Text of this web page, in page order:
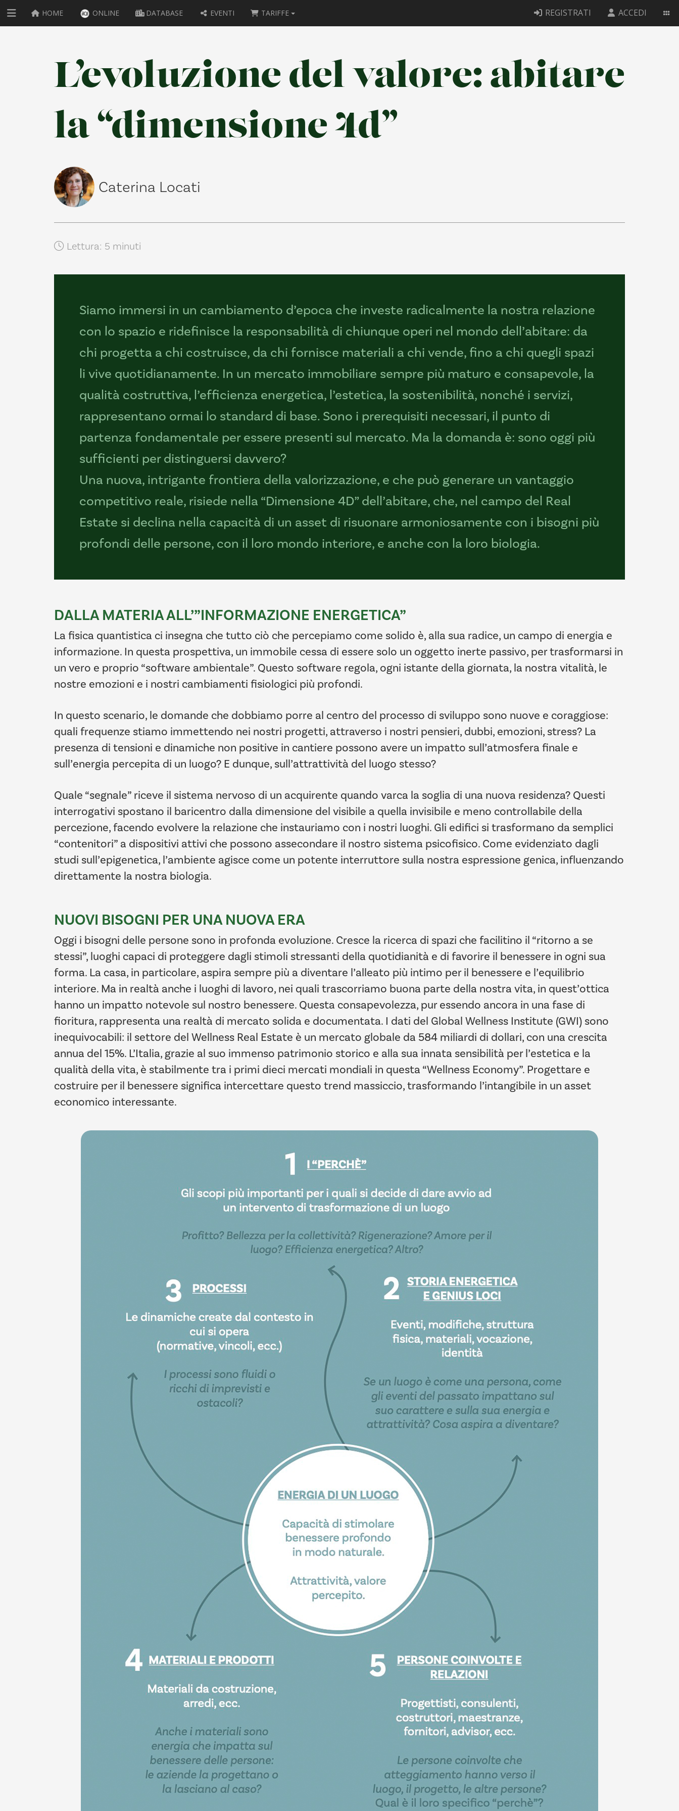
HOME ONLINE DATABASE EVENTI TARIFFE REGISTRATI ACCEDI
L’evoluzione del valore: abitare
la “dimensione 4d”
Caterina Locati
Lettura: 5 minuti
Siamo immersi in un cambiamento d’epoca che investe radicalmente la nostra relazione
con lo spazio e ridefinisce la responsabilità di chiunque operi nel mondo dell’abitare: da
chi progetta a chi costruisce, da chi fornisce materiali a chi vende, fino a chi quegli spazi
li vive quotidianamente. In un mercato immobiliare sempre più maturo e consapevole, la
qualità costruttiva, l’efficienza energetica, l’estetica, la sostenibilità, nonché i servizi,
rappresentano ormai lo standard di base. Sono i prerequisiti necessari, il punto di
partenza fondamentale per essere presenti sul mercato. Ma la domanda è: sono oggi più
sufficienti per distinguersi davvero?
Una nuova, intrigante frontiera della valorizzazione, e che può generare un vantaggio
competitivo reale, risiede nella “Dimensione 4D” dell’abitare, che, nel campo del Real
Estate si declina nella capacità di un asset di risuonare armoniosamente con i bisogni più
profondi delle persone, con il loro mondo interiore, e anche con la loro biologia.
DALLA MATERIA ALL’”INFORMAZIONE ENERGETICA”
La fisica quantistica ci insegna che tutto ciò che percepiamo come solido è, alla sua radice, un campo di energia e
informazione. In questa prospettiva, un immobile cessa di essere solo un oggetto inerte passivo, per trasformarsi in
un vero e proprio “software ambientale”. Questo software regola, ogni istante della giornata, la nostra vitalità, le
nostre emozioni e i nostri cambiamenti fisiologici più profondi.
In questo scenario, le domande che dobbiamo porre al centro del processo di sviluppo sono nuove e coraggiose:
quali frequenze stiamo immettendo nei nostri progetti, attraverso i nostri pensieri, dubbi, emozioni, stress? La
presenza di tensioni e dinamiche non positive in cantiere possono avere un impatto sull’atmosfera finale e
sull’energia percepita di un luogo? E dunque, sull’attrattività del luogo stesso?
Quale “segnale” riceve il sistema nervoso di un acquirente quando varca la soglia di una nuova residenza? Questi
interrogativi spostano il baricentro dalla dimensione del visibile a quella invisibile e meno controllabile della
percezione, facendo evolvere la relazione che instauriamo con i nostri luoghi. Gli edifici si trasformano da semplici
“contenitori” a dispositivi attivi che possono assecondare il nostro sistema psicofisico. Come evidenziato dagli
studi sull’epigenetica, l’ambiente agisce come un potente interruttore sulla nostra espressione genica, influenzando
direttamente la nostra biologia.
NUOVI BISOGNI PER UNA NUOVA ERA
Oggi i bisogni delle persone sono in profonda evoluzione. Cresce la ricerca di spazi che facilitino il “ritorno a se
stessi”, luoghi capaci di proteggere dagli stimoli stressanti della quotidianità e di favorire il benessere in ogni sua
forma. La casa, in particolare, aspira sempre più a diventare l’alleato più intimo per il benessere e l’equilibrio
interiore. Ma in realtà anche i luoghi di lavoro, nei quali trascorriamo buona parte della nostra vita, in quest’ottica
hanno un impatto notevole sul nostro benessere. Questa consapevolezza, pur essendo ancora in una fase di
fioritura, rappresenta una realtà di mercato solida e documentata. I dati del Global Wellness Institute (GWI) sono
inequivocabili: il settore del Wellness Real Estate è un mercato globale da 584 miliardi di dollari, con una crescita
annua del 15%. L’Italia, grazie al suo immenso patrimonio storico e alla sua innata sensibilità per l’estetica e la
qualità della vita, è stabilmente tra i primi dieci mercati mondiali in questa “Wellness Economy”. Progettare e
costruire per il benessere significa intercettare questo trend massiccio, trasformando l’intangibile in un asset
economico interessante.